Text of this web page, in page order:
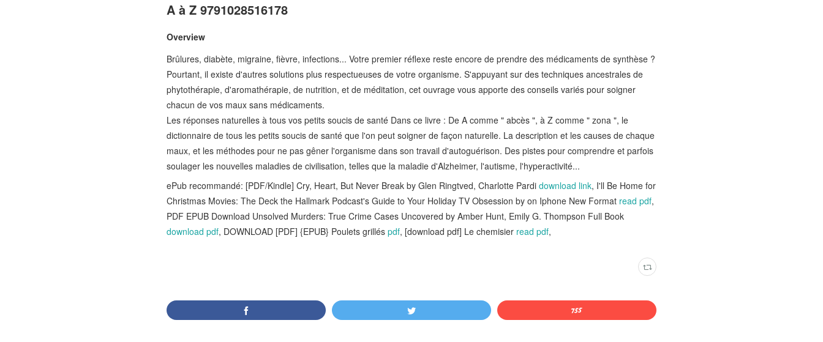
A à Z 9791028516178
Overview
Brûlures, diabète, migraine, fièvre, infections... Votre premier réflexe reste encore de prendre des médicaments de synthèse ?
Pourtant, il existe d'autres solutions plus respectueuses de votre organisme. S'appuyant sur des techniques ancestrales de
phytothérapie, d'aromathérapie, de nutrition, et de méditation, cet ouvrage vous apporte des conseils variés pour soigner
chacun de vos maux sans médicaments.
Les réponses naturelles à tous vos petits soucis de santé Dans ce livre : De A comme " abcès ", à Z comme " zona ", le
dictionnaire de tous les petits soucis de santé que l'on peut soigner de façon naturelle. La description et les causes de chaque
maux, et les méthodes pour ne pas gêner l'organisme dans son travail d'autoguérison. Des pistes pour comprendre et parfois
soulager les nouvelles maladies de civilisation, telles que la maladie d'Alzheimer, l'autisme, l'hyperactivité...
ePub recommandé: [PDF/Kindle] Cry, Heart, But Never Break by Glen Ringtved, Charlotte Pardi download link, I'll Be Home for
Christmas Movies: The Deck the Hallmark Podcast's Guide to Your Holiday TV Obsession by on Iphone New Format read pdf,
PDF EPUB Download Unsolved Murders: True Crime Cases Uncovered by Amber Hunt, Emily G. Thompson Full Book
download pdf, DOWNLOAD [PDF] {EPUB} Poulets grillés pdf, [download pdf] Le chemisier read pdf,